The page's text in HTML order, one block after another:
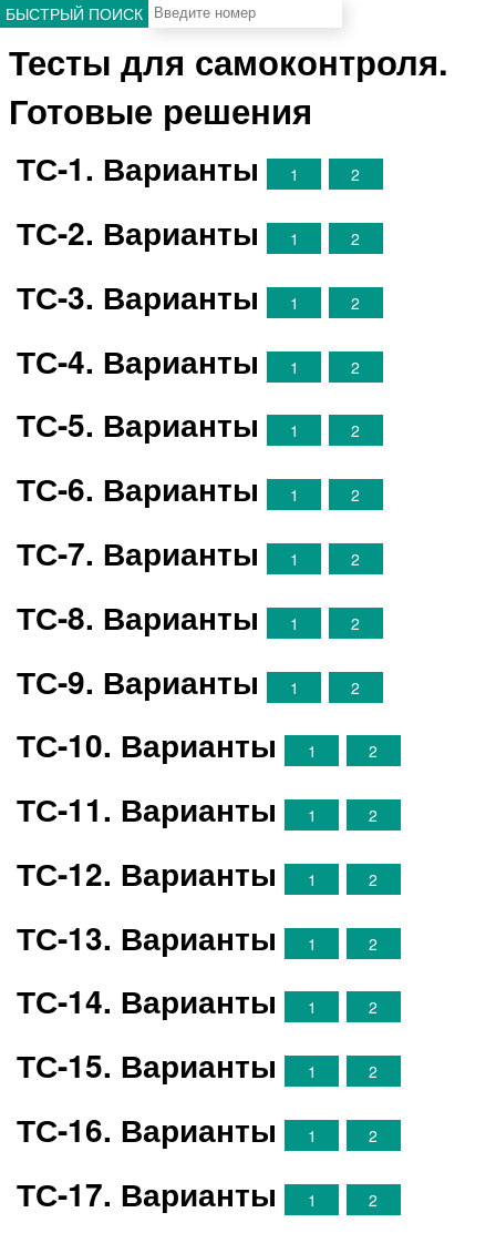
БЫСТРЫЙ ПОИСК
Тесты для самоконтроля.
Готовые решения
ТС-1. Варианты 1 2
ТС-2. Варианты 1 2
ТС-3. Варианты 1 2
ТС-4. Варианты 1 2
ТС-5. Варианты 1 2
ТС-6. Варианты 1 2
ТС-7. Варианты 1 2
ТС-8. Варианты 1 2
ТС-9. Варианты 1 2
ТС-10. Варианты 1 2
ТС-11. Варианты 1 2
ТС-12. Варианты 1 2
ТС-13. Варианты 1 2
ТС-14. Варианты 1 2
ТС-15. Варианты 1 2
ТС-16. Варианты 1 2
ТС-17. Варианты 1 2